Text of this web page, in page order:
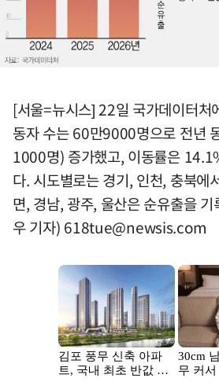
[서울=뉴시스] 22일 국가데이터처
동자 수는 60만9000명으로 전년
1000명) 증가했고, 이동률은
다. 시도별로는 경기, 인천, 충북에
면, 경남, 광주, 울산은 순유출을
우 기자) 618tue@newsis.com